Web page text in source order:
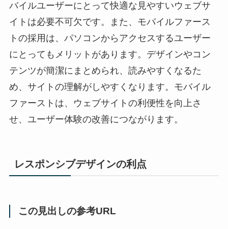
バイルユーザーにとって快適な見やすいウェブサ
イトは必要不可欠です。また、モバイルファース
トの採用は、パソコンからアクセスするユーザー
にとってもメリットがあります。デザインやコン
テンツが簡潔にまとめられ、読みやすくなるた
め、サイトの理解がしやすくなります。モバイル
ファーストは、ウェブサイトの利便性を向上さ
せ、ユーザー体験の改善につながります。
レスポンシブデザインの利点
この見出しの参考URL